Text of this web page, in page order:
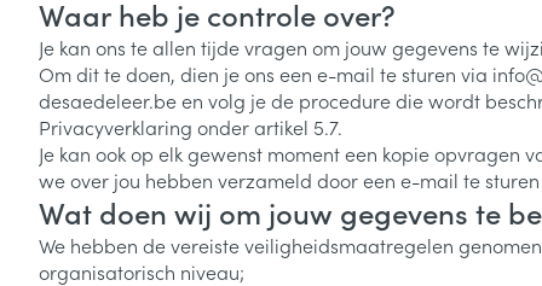
Waar heb je controle over?
Je kan ons te allen tijde vragen om jouw gegevens te
Om dit te doen, dien je ons een e-mail te sturen via
desaedeleer.be en volg je de procedure die wordt
Privacyverklaring onder artikel 5.7.
Je kan ook op elk gewenst moment een kopie opvragen
we over jou hebben verzameld door een e-mail te
Wat doen wij om jouw gegevens te
We hebben de vereiste veiligheidsmaatregelen
organisatorisch niveau;